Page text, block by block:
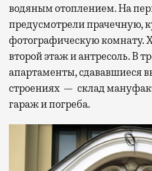
водяным отоплением. На
предусмотрели прачечную,
фотографическую комнату.
второй этаж и антресоль. В
апартаменты, сдававшиеся
строениях — склад
гараж и погреба.